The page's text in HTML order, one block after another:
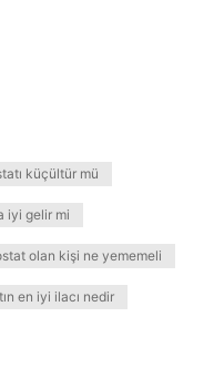
küçültür mü
iyi gelir mi
olan kişi ne yememeli
en iyi ilacı nedir